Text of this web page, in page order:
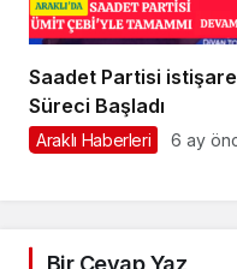
Saadet Partisi istişare
Süreci Başladı
Araklı Haberleri 6 ay
Bir Cevap Yaz